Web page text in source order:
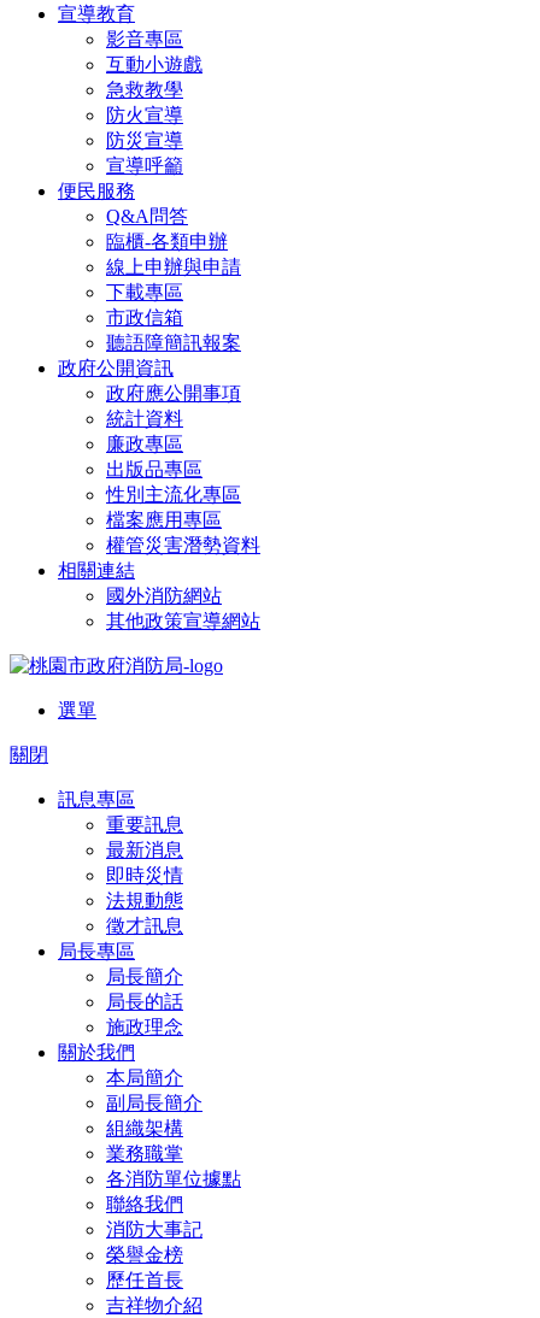
宣導教育
影音專區
互動小遊戲
急救教學
防火宣導
防災宣導
宣導呼籲
便民服務
Q&A問答
臨櫃-各類申辦
線上申辦與申請
下載專區
市政信箱
聽語障簡訊報案
政府公開資訊
政府應公開事項
統計資料
廉政專區
出版品專區
性別主流化專區
檔案應用專區
權管災害潛勢資料
相關連結
國外消防網站
其他政策宣導網站
選單
關閉
訊息專區
重要訊息
最新消息
即時災情
法規動態
徵才訊息
局長專區
局長簡介
局長的話
施政理念
關於我們
本局簡介
副局長簡介
組織架構
業務職掌
各消防單位據點
聯絡我們
消防大事記
榮譽金榜
歷任首長
吉祥物介紹